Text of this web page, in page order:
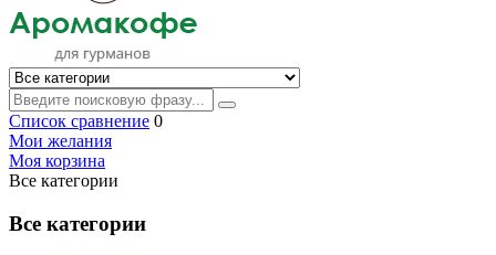
Список сравнение 0
Мои желания
Моя корзина
Все категории
Все категории